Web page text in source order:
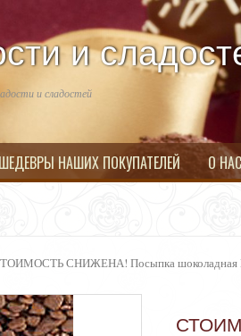
и
и сладостей
НАШИХ ПОКУПАТЕЛЕЙ О НАС
СНИЖЕНА! Посыпка шоколадная